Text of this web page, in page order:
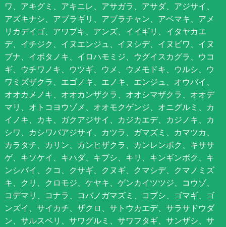
ワ、アキグミ、アキニレ、アサガラ、アサダ、アジサイ、
アズキナシ、アブラギリ、アブラチャン、アベマキ、アメ
リカデイゴ、アワブキ、アンズ、イイギリ、イタヤカエ
デ、イチジク、イヌエンジュ、イヌシデ、イヌビワ、イヌ
ブナ、イボタノキ、イロハモミジ、ウグイスカグラ、ウコ
ギ、ウチワノキ、ウツギ、ウメ、ウメモドキ、ウルシ、ウ
ワミズザクラ、エゴノキ、エノキ、エンジュ、オウバイ、
オオカメノキ、オオカンザクラ、オオシマザクラ、オオデ
マリ、オトコヨウゾメ、オオモクゲンジ、オニグルミ、カ
イノキ、カキ、ガクアジサイ、カジカエデ、カジノキ、カ
シワ、カシワバアジサイ、カツラ、ガマズミ、カマツカ、
カラタチ、カリン、カンヒザクラ、カンレンボク、キササ
ゲ、キソケイ、キハダ、キブシ、キリ、キンギンボク、キ
ンシバイ、クコ、クサギ、クヌギ、クマシデ、クマノミズ
キ、クリ、クロモジ、ケヤキ、ゲンカイツツジ、コウゾ、
コデマリ、コナラ、コバノガマズミ、コブシ、ゴマギ、ゴ
ンズイ、サイカチ、ザクロ、サトウカエデ、サラサドウダ
ン、サルスベリ、サワグルミ、サワフタギ、サンザシ、サ